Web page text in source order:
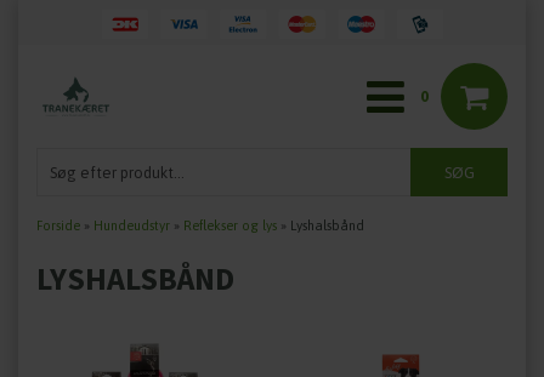
0
Forside » Hundeudstyr » Reflekser og lys » Lyshalsbånd
LYSHALSBÅND